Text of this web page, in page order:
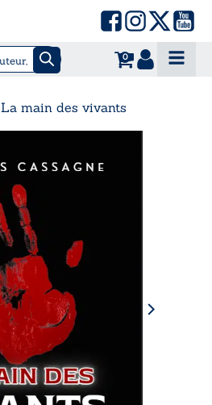
0
La main des vivants